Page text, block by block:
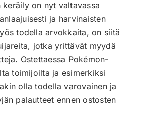
on nyt valtavassa
ja harvinaisten
todella arvokkaita, on siitä
jotka yrittävät myydä
Ostettaessa Pokémon-
toimijoilta ja esimerkiksi
olla todella varovainen ja
palautteet ennen ostosten